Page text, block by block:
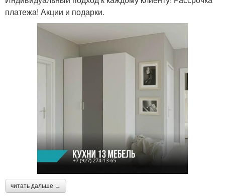
платежа! Акции и подарки.
читать дальше →